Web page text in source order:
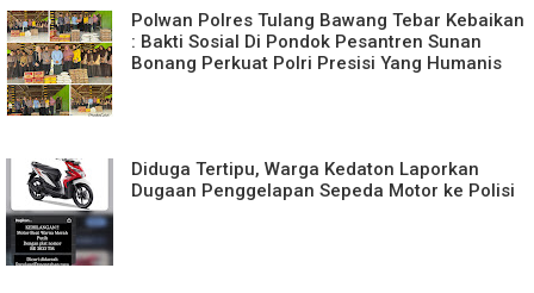
Polwan Polres Tulang Bawang Tebar Kebaikan
: Bakti Sosial Di Pondok Pesantren Sunan
Bonang Perkuat Polri Presisi Yang Humanis
Diduga Tertipu, Warga Kedaton Laporkan
Dugaan Penggelapan Sepeda Motor ke Polisi